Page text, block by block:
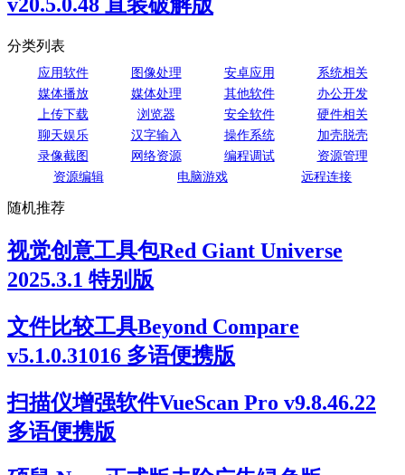
分类列表
应用软件 图像处理 安卓应用
系统相关
媒体播放
媒体处理 其他软件
办公开发
上传下载
浏览器 安全软件
硬件相关
聊天娱乐
汉字输入 操作系统
加壳脱壳
录像截图
网络资源 编程调试
资源管理
资源编辑
电脑游戏 远程连接
随机推荐
视觉创意工具包Red Giant Universe
2025.3.1 特别版
文件比较工具Beyond Compare
v5.1.0.31016 多语便携版
扫描仪增强软件VueScan Pro v9.8.46.22
多语便携版